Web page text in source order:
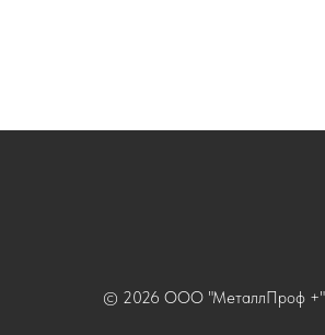
© 2026 ООО "МеталлПроф +"